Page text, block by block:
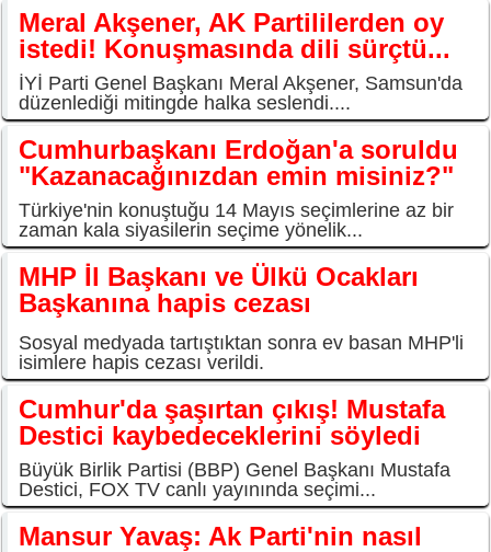
Meral Akşener, AK Partililerden oy
istedi! Konuşmasında dili sürçtü...
İYİ Parti Genel Başkanı Meral Akşener, Samsun'da
düzenlediği mitingde halka seslendi....
Cumhurbaşkanı Erdoğan'a soruldu
"Kazanacağınızdan emin misiniz?"
Türkiye'nin konuştuğu 14 Mayıs seçimlerine az bir
zaman kala siyasilerin seçime yönelik...
MHP İl Başkanı ve Ülkü Ocakları
Başkanına hapis cezası
Sosyal medyada tartıştıktan sonra ev basan MHP'li
isimlere hapis cezası verildi.
Cumhur'da şaşırtan çıkış! Mustafa
Destici kaybedeceklerini söyledi
Büyük Birlik Partisi (BBP) Genel Başkanı Mustafa
Destici, FOX TV canlı yayınında seçimi...
Mansur Yavaş: Ak Parti'nin nasıl